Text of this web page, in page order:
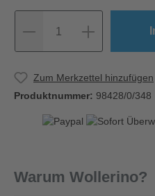
1
Zum Merkzettel hinzufügen
Produktnummer: 98428/0/348
Warum Wollerino?